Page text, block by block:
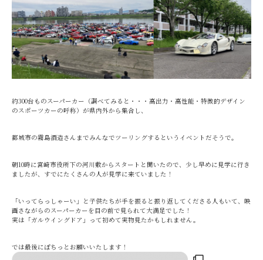
約300台ものスーパーカー（調べてみると・・・高出力・高性能・特徴的デザイン
のスポーツカーの呼称）が県内外から集合し、
都城市の霧島酒造さんまでみんなでツーリングするというイベントだそうで。
朝10時に宮崎市役所下の河川敷からスタートと聞いたので、少し早めに見学に行き
ましたが、すでにたくさんの人が見学に来ていました！
「いってらっしゃーい」と子供たちが手を振ると振り返してくださる人もいて、映
画さながらのスーパーカーを目の前で見られて大満足でした！
実は「ガルウイングドア」って初めて実物見たかもしれません。
では最後にぽちっとお願いいたします！